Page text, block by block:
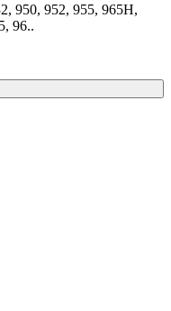
950, 952, 955, 965H,
96..